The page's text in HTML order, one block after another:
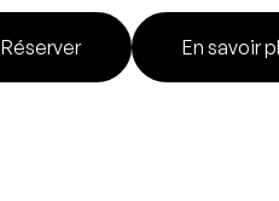
Réserver En savoir